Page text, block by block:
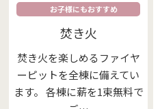
お子様にもおすすめ
焚き火
焚き火を楽しめるファイヤ
ーピットを全棟に備えてい
ます。 各棟に薪を1束無料で